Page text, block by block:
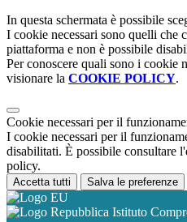
In questa schermata è possibile
I cookie necessari sono quelli che
piattaforma e non è possibile
Per conoscere quali sono i cookie
visionare la COOKIE POLICY.
Cookie necessari per il
I cookie necessari per il
disabilitati. È possibile consultare
policy.
Accetta tutti Salva le preferenze
Istituto